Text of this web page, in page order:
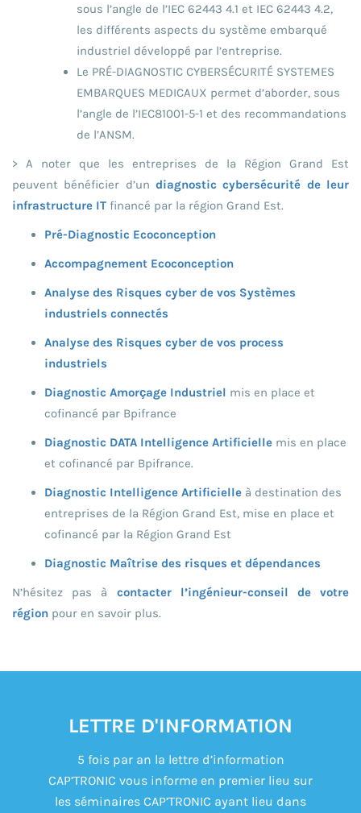
sous l’angle de l’IEC 62443 4.1 et IEC 62443 4.2,
les différents aspects du système embarqué
industriel développé par l’entreprise.
Le PRÉ-DIAGNOSTIC CYBERSÉCURITÉ SYSTEMES
EMBARQUES MEDICAUX permet d’aborder, sous
l’angle de l’IEC81001-5-1 et des recommandations
de l’ANSM.
> A noter que les entreprises de la Région Grand Est
peuvent bénéficier d’un diagnostic cybersécurité de leur
infrastructure IT financé par la région Grand Est.
Pré-Diagnostic Ecoconception
Accompagnement Ecoconception
Analyse des Risques cyber de vos Systèmes
industriels connectés
Analyse des Risques cyber de vos process
industriels
Diagnostic Amorçage Industriel mis en place et
cofinancé par Bpifrance
Diagnostic DATA Intelligence Artificielle mis en place
et cofinancé par Bpifrance.
Diagnostic Intelligence Artificielle à destination des
entreprises de la Région Grand Est, mise en place et
cofinancé par la Région Grand Est
Diagnostic Maîtrise des risques et dépendances
N’hésitez pas à contacter l’ingénieur-conseil de votre
région pour en savoir plus.
LETTRE D'INFORMATION
5 fois par an la lettre d’information
CAP’TRONIC vous informe en premier lieu sur
les séminaires CAP’TRONIC ayant lieu dans